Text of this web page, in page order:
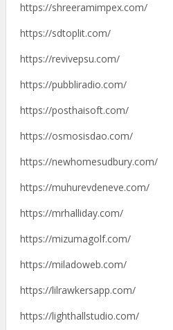
https://shreeramimpex.com/
https://sdtoplit.com/
https://revivepsu.com/
https://pubbliradio.com/
https://posthaisoft.com/
https://osmosisdao.com/
https://newhomesudbury.com/
https://muhurevdeneve.com/
https://mrhalliday.com/
https://mizumagolf.com/
https://miladoweb.com/
https://lilrawkersapp.com/
https://lighthallstudio.com/